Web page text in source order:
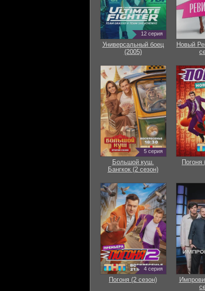
12 серия
Универсальный боец
(2005)
Новый
5 серия
Большой куш.
Бангкок (2 сезон)
Погоня
4 серия
Погоня (2 сезон)